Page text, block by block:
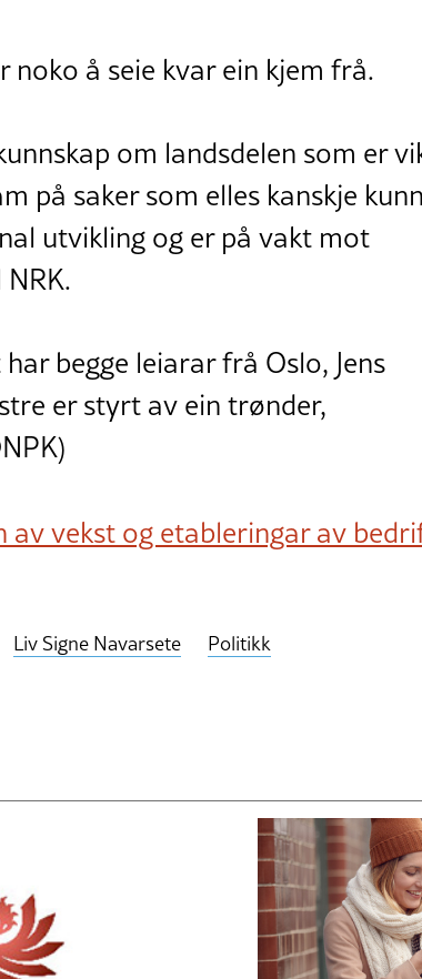
noko å seie kvar ein kjem frå.
om landsdelen som er
på saker som elles kanskje
utvikling og er på vakt mot
begge leiarar frå Oslo, Jens
er styrt av ein trønder,
av vekst og etableringar av
Liv Signe Navarsete Politikk